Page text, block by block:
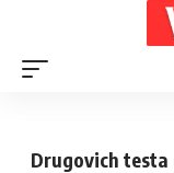
Drugovich testa